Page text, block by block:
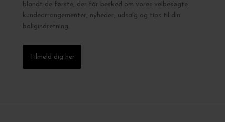
blandt de første, der får besked om vores velbesøgte
kundearrangementer, nyheder, udsalg og tips til din
boligindretning.
Tilmeld dig her